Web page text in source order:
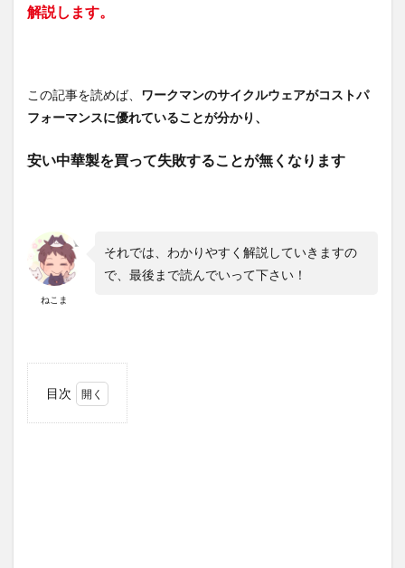
解説します。
この記事を読めば、 ワークマンのサイクルウェアがコストパ
フォーマンスに優れていることが分かり、
安い中華製を買って失敗することが無くなります
ねこま
それでは、わかりやすく解説していきますの
で、最後まで読んでいって下さい！
目次